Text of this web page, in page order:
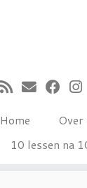
Home Over
10 lessen na